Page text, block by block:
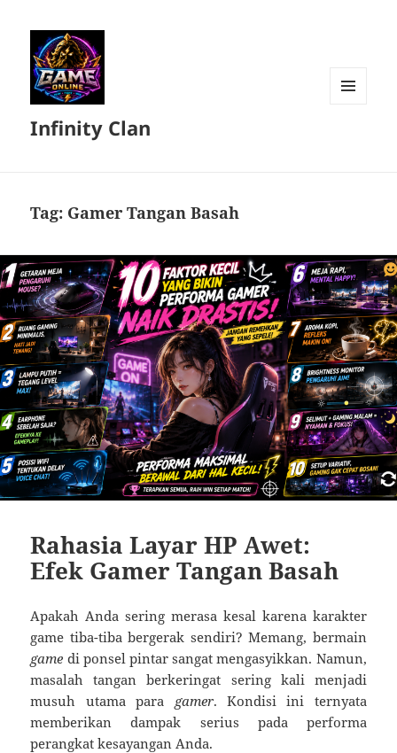
Infinity Clan
Tag: Gamer Tangan Basah
Rahasia Layar HP Awet:
Efek Gamer Tangan Basah
Apakah Anda sering merasa kesal karena karakter
game tiba-tiba bergerak sendiri? Memang, bermain
game di ponsel pintar sangat mengasyikkan. Namun,
masalah tangan berkeringat sering kali menjadi
musuh utama para gamer. Kondisi ini ternyata
memberikan dampak serius pada performa
perangkat kesayangan Anda.